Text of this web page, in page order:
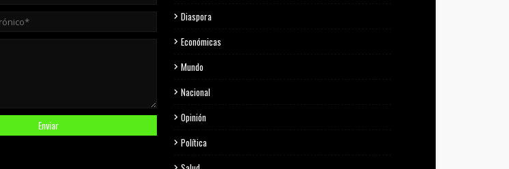
Diaspora
Económicas
Mundo
Nacional
Opinión
Política